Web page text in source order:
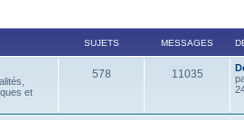
SUJETS MESSAGES
et
578 11035